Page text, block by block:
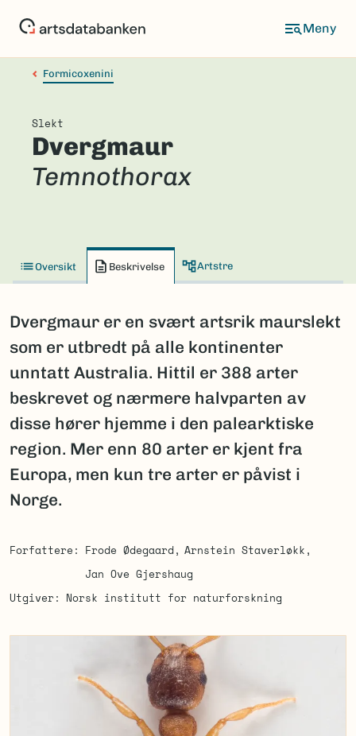
Formicoxenini
Slekt
Dvergmaur
Temnothorax
Oversikt Beskrivelse Artstre
Dvergmaur er en svært artsrik maurslekt
som er utbredt på alle kontinenter
unntatt Australia. Hittil er 388 arter
beskrevet og nærmere halvparten av
disse hører hjemme i den palearktiske
region. Mer enn 80 arter er kjent fra
Europa, men kun tre arter er påvist i
Norge.
Forfattere Frode Ødegaard
Arnstein Staverløkk
Jan Ove Gjershaug
Utgiver
Norsk institutt for naturforskning